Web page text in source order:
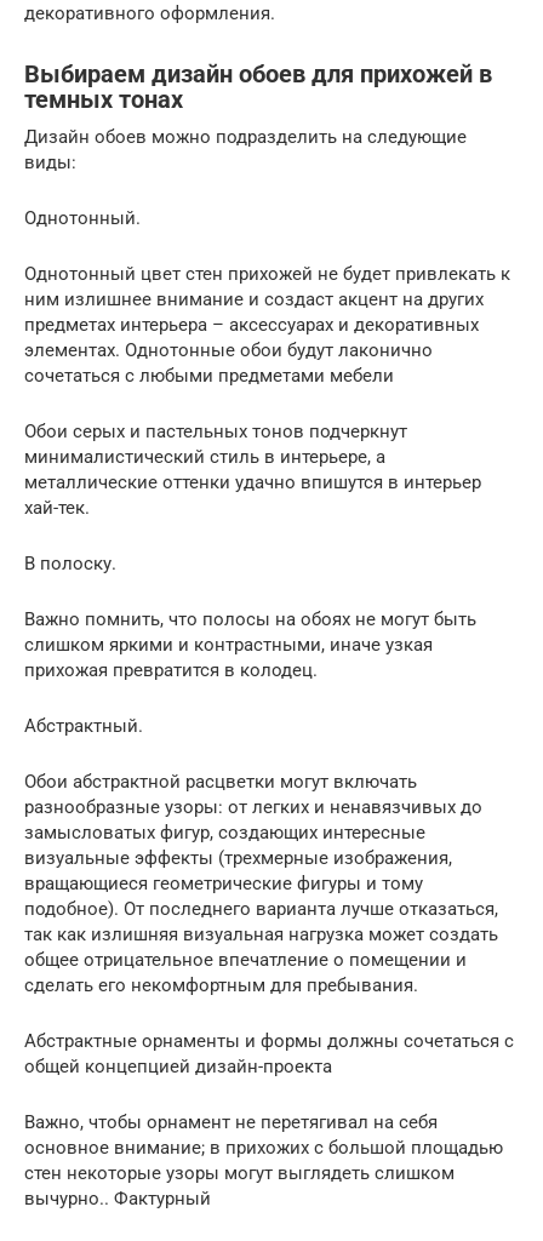
декоративного оформления.
Выбираем дизайн обоев для прихожей в
темных тонах
Дизайн обоев можно подразделить на следующие
виды:
Однотонный.
Однотонный цвет стен прихожей не будет привлекать к
ним излишнее внимание и создаст акцент на других
предметах интерьера – аксессуарах и декоративных
элементах. Однотонные обои будут лаконично
сочетаться с любыми предметами мебели
Обои серых и пастельных тонов подчеркнут
минималистический стиль в интерьере, а
металлические оттенки удачно впишутся в интерьер
хай-тек.
В полоску.
Важно помнить, что полосы на обоях не могут быть
слишком яркими и контрастными, иначе узкая
прихожая превратится в колодец.
Абстрактный.
Обои абстрактной расцветки могут включать
разнообразные узоры: от легких и ненавязчивых до
замысловатых фигур, создающих интересные
визуальные эффекты (трехмерные изображения,
вращающиеся геометрические фигуры и тому
подобное). От последнего варианта лучше отказаться,
так как излишняя визуальная нагрузка может создать
общее отрицательное впечатление о помещении и
сделать его некомфортным для пребывания.
Абстрактные орнаменты и формы должны сочетаться с
общей концепцией дизайн-проекта
Важно, чтобы орнамент не перетягивал на себя
основное внимание; в прихожих с большой площадью
стен некоторые узоры могут выглядеть слишком
вычурно.. Фактурный